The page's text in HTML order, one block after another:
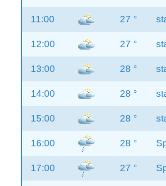
11:00 27 °
12:00 27 °
13:00 28 °
14:00 28 °
15:00 28 °
16:00 28 °
17:00 27 °